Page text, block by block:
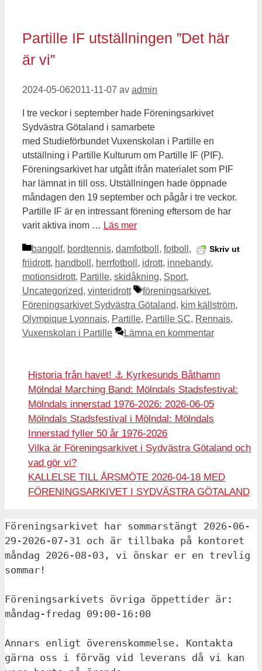
Partille IF utställningen ”Det här
är vi”
2024-05-062011-11-07 av admin
I tre veckor i september hade Föreningsarkivet
Sydvästra Götaland i samarbete
med Studieförbundet Vuxenskolan i Partille en
utställning i Partille Kulturum om Partille IF (PIF).
Föreningsarkivet har utgått ifrån materialet som PIF
har lämnat in till oss. Utställningen hade öppnade
måndagen den 19 september och pågår i tre veckor.
Partille IF är en intressant förening eftersom de har
varit aktiva inom … Läs mer
Skriv ut
Kategorier
bangolf, bordtennis, damfotboll , fotboll ,
friidrott, handboll , herrfotboll , idrott, innebandy,
motionsidrott, Partille, skidåkning, Sport,
Uncategorized, vinteridrott Etiketter
föreningsarkivet,
Föreningsarkivet Sydvästra Götaland, kim källström,
Olympique Lyonnais, Partille, Partille SC, Rennais,
Vuxenskolan i Partille
Lämna en kommentar
Historia från havet! ⚓️ Kyrkesunds Båthamn
Mölndal Marching Band: Mölndals Stadsfestival:
Mölndals innerstad 1976-2026: 2026-06-05
Mölndals Stadsfestival i Mölndal: Mölndals
Innerstad fyller 50 år 1976-2026
Vilka är Föreningsarkivet i Sydvästra Götaland och
vad gör vi?
KALLELSE TILL ÅRSMÖTE 2026-04-18 MED
FÖRENINGSARKIVET I SYDVÄSTRA GÖTALAND
Föreningsarkivet har sommarstängt 2026-06-
29-2026-07-31 och är tillbaka på kontoret
måndag 2026-08-03, vi önskar er en trevlig
sommar!
Föreningsarkivets övriga öppettider är:
måndag-fredag 09:00-16:00
Annars enligt överenskommelse. Kontakta
gärna oss i förväg vid leverans då vi kan